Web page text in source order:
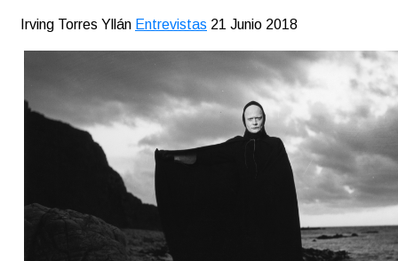
Irving Torres Yllán Entrevistas 21 Junio 2018